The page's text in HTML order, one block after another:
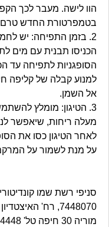
הוו לישה. מעבר לכך
בטמפרטורת החדש
הכניסו תבנית עם מים
הסופגניות לתפיחה עד
למנוע קבלה של קליפה
אל השמן.
3. הטיגון: מומלץ
מעלה ריחות, שיאפשר
לאחר הטיגון כסו את
על מנת לשמור על